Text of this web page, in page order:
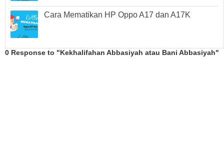
Cara Mematikan HP Oppo A17 dan A17K
0 Response to "Kekhalifahan Abbasiyah atau Bani Abbasiyah"